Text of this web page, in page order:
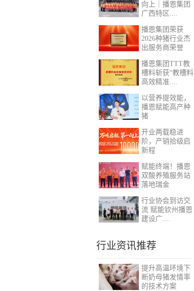
向上｜播恩集团
广西特区....
播恩集团荣获
2026种猪行业杰
出服务商荣誉
播恩集团TTT教
槽料斩获“教槽料
高效精准....
以营养提效能，
播恩赋能高产种
猪
开业两载稳进
阶，产销拾级启
新程
赋能终端！播恩
双酸养殖服务站
落地瑞金
行业协会到访交
流 赋能钦州播恩
建设广....
行业资讯推荐
提升高温环境下
断奶母猪发情率
的技术方案